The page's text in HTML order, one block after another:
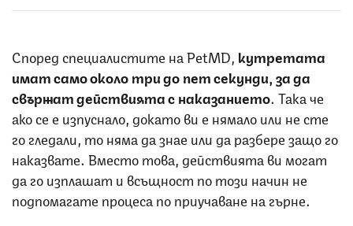
Според специалистите на PetMD, кутретата
имат само около три до пет секунди, за да
свържат действията с наказанието. Така че
ако се е изпуснало, докато ви е нямало или не сте
го гледали, то няма да знае или да разбере защо го
наказвате. Вместо това, действията ви могат
да го изплашат и всъщност по този начин не
подпомагате процеса по приучаване на гърне.